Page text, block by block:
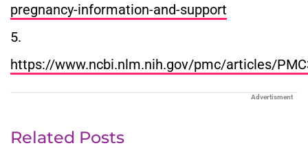
pregnancy-information-and-support
5.
https://www.ncbi.nlm.nih.gov/pmc/articles/
Advertisment
Related Posts